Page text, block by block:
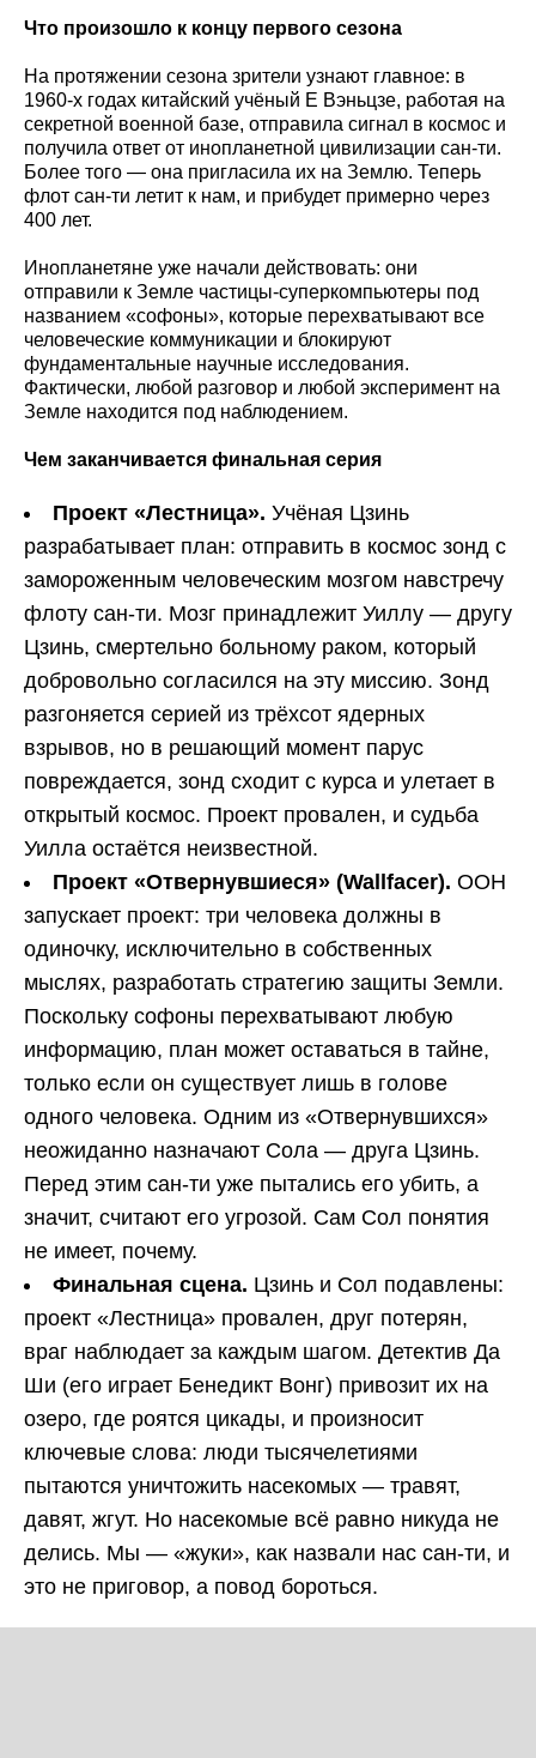
Что произошло к концу первого сезона
На протяжении сезона зрители узнают главное: в
1960-х годах китайский учёный Е Вэньцзе, работая на
секретной военной базе, отправила сигнал в космос и
получила ответ от инопланетной цивилизации сан-ти.
Более того — она пригласила их на Землю. Теперь
флот сан-ти летит к нам, и прибудет примерно через
400 лет.
Инопланетяне уже начали действовать: они
отправили к Земле частицы-суперкомпьютеры под
названием «софоны», которые перехватывают все
человеческие коммуникации и блокируют
фундаментальные научные исследования.
Фактически, любой разговор и любой эксперимент на
Земле находится под наблюдением.
Чем заканчивается финальная серия
Проект «Лестница». Учёная Цзинь
разрабатывает план: отправить в космос зонд с
замороженным человеческим мозгом навстречу
флоту сан-ти. Мозг принадлежит Уиллу — другу
Цзинь, смертельно больному раком, который
добровольно согласился на эту миссию. Зонд
разгоняется серией из трёхсот ядерных
взрывов, но в решающий момент парус
повреждается, зонд сходит с курса и улетает в
открытый космос. Проект провален, и судьба
Уилла остаётся неизвестной.
Проект «Отвернувшиеся» (Wallfacer). ООН
запускает проект: три человека должны в
одиночку, исключительно в собственных
мыслях, разработать стратегию защиты Земли.
Поскольку софоны перехватывают любую
информацию, план может оставаться в тайне,
только если он существует лишь в голове
одного человека. Одним из «Отвернувшихся»
неожиданно назначают Сола — друга Цзинь.
Перед этим сан-ти уже пытались его убить, а
значит, считают его угрозой. Сам Сол понятия
не имеет, почему.
Финальная сцена. Цзинь и Сол подавлены:
проект «Лестница» провален, друг потерян,
враг наблюдает за каждым шагом. Детектив Да
Ши (его играет Бенедикт Вонг) привозит их на
озеро, где роятся цикады, и произносит
ключевые слова: люди тысячелетиями
пытаются уничтожить насекомых — травят,
давят, жгут. Но насекомые всё равно никуда не
делись. Мы — «жуки», как назвали нас сан-ти, и
это не приговор, а повод бороться.